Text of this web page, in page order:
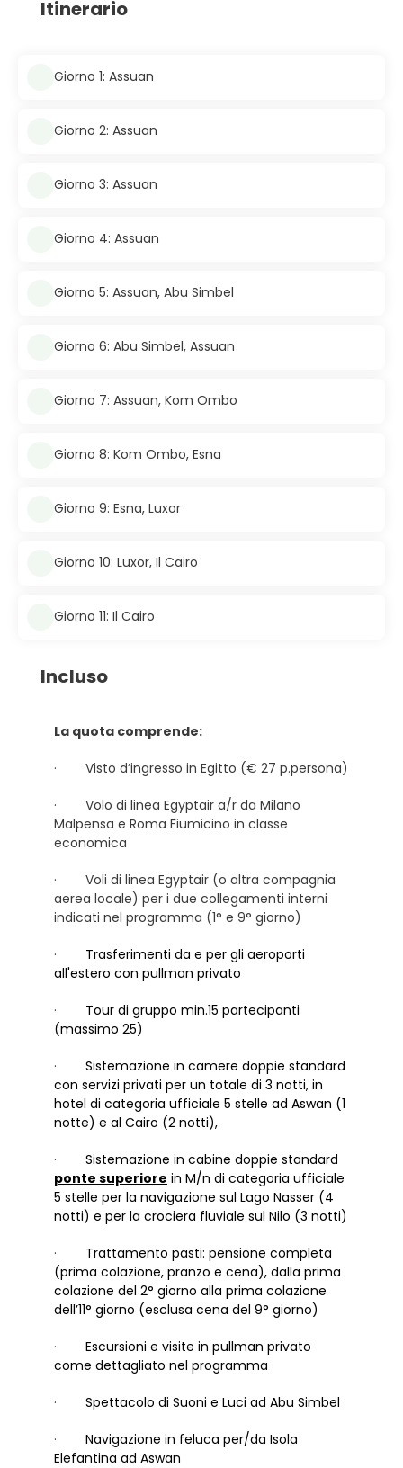
Itinerario
Giorno 1: Assuan
Giorno 2: Assuan
Giorno 3: Assuan
Giorno 4: Assuan
Giorno 5: Assuan, Abu Simbel
Giorno 6: Abu Simbel, Assuan
Giorno 7: Assuan, Kom Ombo
Giorno 8: Kom Ombo, Esna
Giorno 9: Esna, Luxor
Giorno 10: Luxor, Il Cairo
Giorno 11: Il Cairo
Incluso
La quota comprende:
· Visto d’ingresso in Egitto (€ 27 p.persona)
· Volo di linea Egyptair a/r da Milano
Malpensa e Roma Fiumicino in classe
economica
· Voli di linea Egyptair (o altra compagnia
aerea locale) per i due collegamenti interni
indicati nel programma (1° e 9° giorno)
· Trasferimenti da e per gli aeroporti
all'estero con pullman privato
· Tour di gruppo min.15 partecipanti
(massimo 25)
· Sistemazione in camere doppie standard
con servizi privati per un totale di 3 notti, in
hotel di categoria ufficiale 5 stelle ad Aswan (1
notte) e al Cairo (2 notti),
· Sistemazione in cabine doppie standard
ponte superiore in M/n di categoria ufficiale
5 stelle per la navigazione sul Lago Nasser (4
notti) e per la crociera fluviale sul Nilo (3 notti)
· Trattamento pasti: pensione completa
(prima colazione, pranzo e cena), dalla prima
colazione del 2° giorno alla prima colazione
dell’11° giorno (esclusa cena del 9° giorno)
· Escursioni e visite in pullman privato
come dettagliato nel programma
· Spettacolo di Suoni e Luci ad Abu Simbel
· Navigazione in feluca per/da Isola
Elefantina ad Aswan